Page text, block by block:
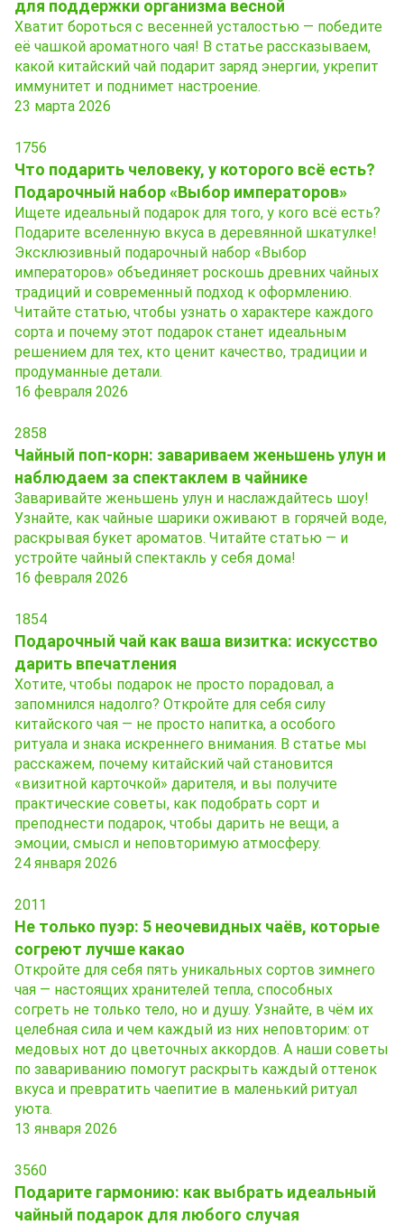
для поддержки организма весной
Хватит бороться с весенней усталостью — победите
её чашкой ароматного чая! В статье рассказываем,
какой китайский чай подарит заряд энергии, укрепит
иммунитет и поднимет настроение.
23 марта 2026
1756
Что подарить человеку, у которого всё есть?
Подарочный набор «Выбор императоров»
Ищете идеальный подарок для того, у кого всё есть?
Подарите вселенную вкуса в деревянной шкатулке!
Эксклюзивный подарочный набор «Выбор
императоров» объединяет роскошь древних чайных
традиций и современный подход к оформлению.
Читайте статью, чтобы узнать о характере каждого
сорта и почему этот подарок станет идеальным
решением для тех, кто ценит качество, традиции и
продуманные детали.
16 февраля 2026
2858
Чайный поп‑корн: завариваем женьшень улун и
наблюдаем за спектаклем в чайнике
Заваривайте женьшень улун и наслаждайтесь шоу!
Узнайте, как чайные шарики оживают в горячей воде,
раскрывая букет ароматов. Читайте статью — и
устройте чайный спектакль у себя дома!
16 февраля 2026
1854
Подарочный чай как ваша визитка: искусство
дарить впечатления
Хотите, чтобы подарок не просто порадовал, а
запомнился надолго? Откройте для себя силу
китайского чая — не просто напитка, а особого
ритуала и знака искреннего внимания. В статье мы
расскажем, почему китайский чай становится
«визитной карточкой» дарителя, и вы получите
практические советы, как подобрать сорт и
преподнести подарок, чтобы дарить не вещи, а
эмоции, смысл и неповторимую атмосферу.
24 января 2026
2011
Не только пуэр: 5 неочевидных чаёв, которые
согреют лучше какао
Откройте для себя пять уникальных сортов зимнего
чая — настоящих хранителей тепла, способных
согреть не только тело, но и душу. Узнайте, в чём их
целебная сила и чем каждый из них неповторим: от
медовых нот до цветочных аккордов. А наши советы
по завариванию помогут раскрыть каждый оттенок
вкуса и превратить чаепитие в маленький ритуал
уюта.
13 января 2026
3560
Подарите гармонию: как выбрать идеальный
чайный подарок для любого случая